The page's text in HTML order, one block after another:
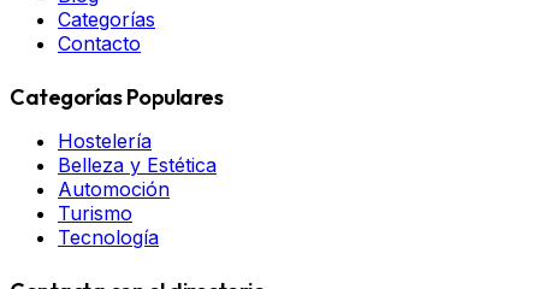
Categorías
Contacto
Categorías Populares
Hostelería
Belleza y Estética
Automoción
Turismo
Tecnología